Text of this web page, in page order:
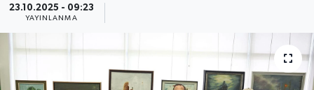
23.10.2025 - 09:23
YAYINLANMA
Kültür & Sanat
Resmi İlan